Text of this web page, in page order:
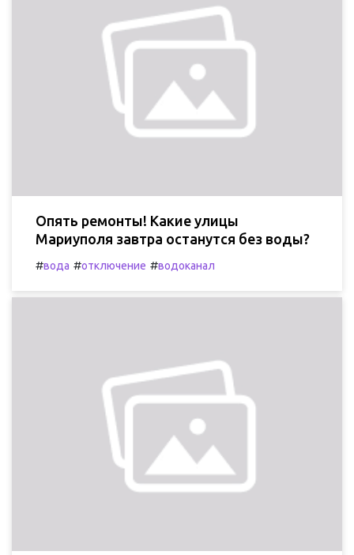
Опять ремонты! Какие улицы
Мариуполя завтра останутся без воды?
#вода #отключение #водоканал